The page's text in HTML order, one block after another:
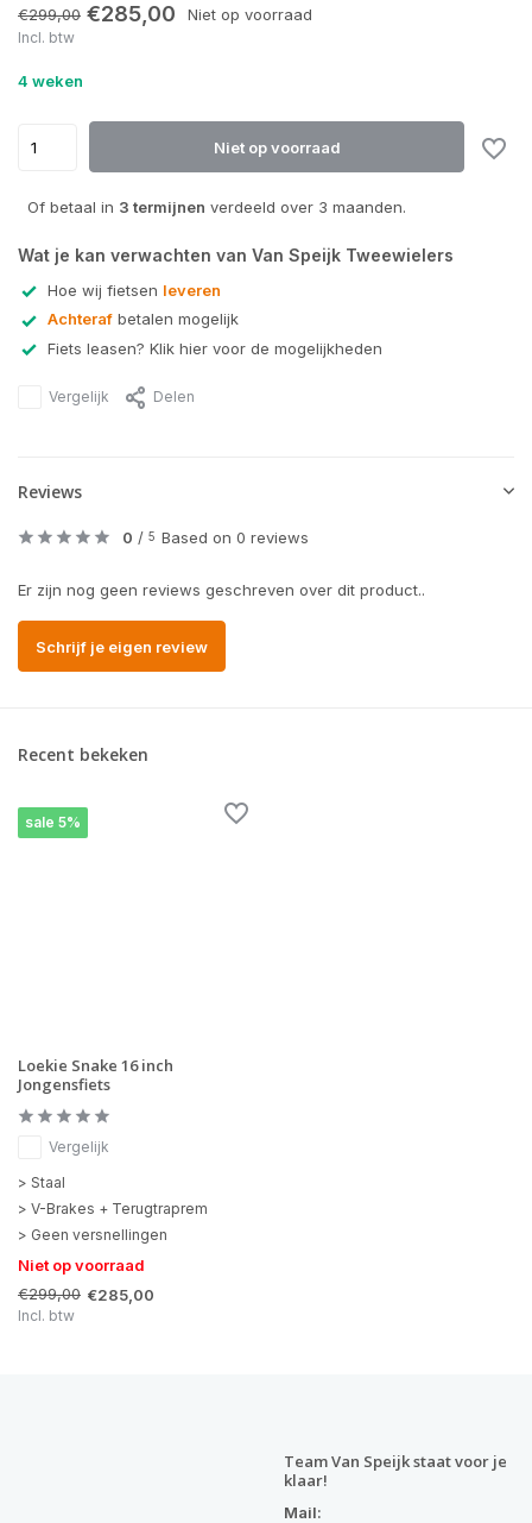
€299,00 €285,00 Niet op voorraad
Incl. btw
4 weken
Niet op voorraad
Of betaal in 3 termijnen verdeeld over 3 maanden.
Wat je kan verwachten van Van Speijk Tweewielers
Hoe wij fietsen leveren
Achteraf betalen mogelijk
Fiets leasen? Klik hier voor de mogelijkheden
Vergelijk Delen
Reviews
0 / 5 Based on 0 reviews
Er zijn nog geen reviews geschreven over dit product..
Schrijf je eigen review
Recent bekeken
sale 5%
Loekie Snake 16 inch
Jongensfiets
Vergelijk
> Staal
> V-Brakes + Terugtraprem
> Geen versnellingen
Niet op voorraad
€299,00 €285,00
Incl. btw
Team Van Speijk staat voor je
klaar!
Mail: